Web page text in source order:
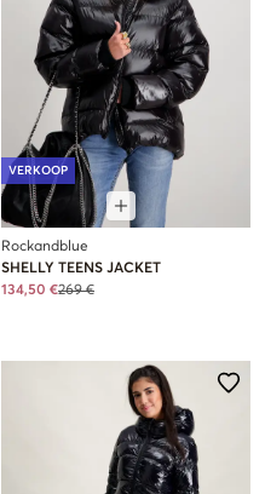
VERKOOP
Rockandblue
SHELLY TEENS JACKET
134,50 €269 €